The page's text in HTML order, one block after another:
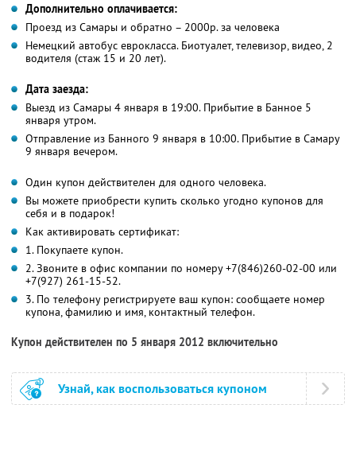
Дополнительно оплачивается:
Проезд из Самары и обратно – 2000р. за человека
Немецкий автобус еврокласса. Биотуалет, телевизор, видео, 2
водителя (стаж 15 и 20 лет).
Дата заезда:
Выезд из Самары 4 января в 19:00. Прибытие в Банное 5
января утром.
Отправление из Банного 9 января в 10:00. Прибытие в Самару
9 января вечером.
Один купон действителен для одного человека.
Вы можете приобрести купить сколько угодно купонов для
себя и в подарок!
Как активировать сертификат:
1. Покупаете купон.
2. Звоните в офис компании по номеру +7(846)260-02-00 или
+7(927) 261-15-52.
3. По телефону регистрируете ваш купон: сообщаете номер
купона, фамилию и имя, контактный телефон.
Купон действителен по 5 января 2012 включительно
Узнай, как воспользоваться купоном